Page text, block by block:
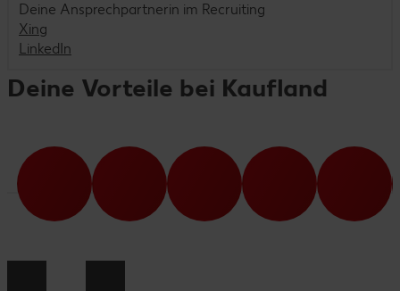
Deine Ansprechpartnerin im Recruiting
Xing
LinkedIn
Deine Vorteile bei Kaufland